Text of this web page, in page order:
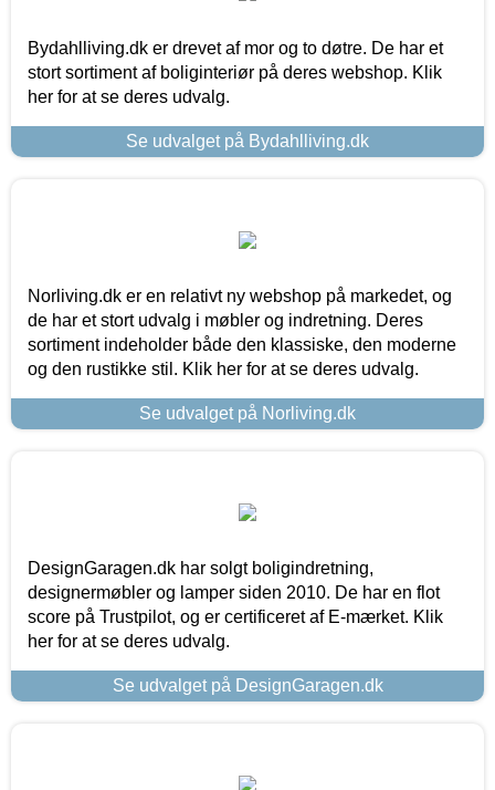
Bydahlliving.dk er drevet af mor og to døtre. De har et
stort sortiment af boliginteriør på deres webshop. Klik
her for at se deres udvalg.
Se udvalget på Bydahlliving.dk
Norliving.dk er en relativt ny webshop på markedet, og
de har et stort udvalg i møbler og indretning. Deres
sortiment indeholder både den klassiske, den moderne
og den rustikke stil. Klik her for at se deres udvalg.
Se udvalget på Norliving.dk
DesignGaragen.dk har solgt boligindretning,
designermøbler og lamper siden 2010. De har en flot
score på Trustpilot, og er certificeret af E-mærket. Klik
her for at se deres udvalg.
Se udvalget på DesignGaragen.dk